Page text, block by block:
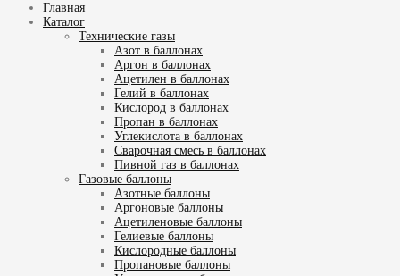
Главная
Каталог
Технические газы
Азот в баллонах
Аргон в баллонах
Ацетилен в баллонах
Гелий в баллонах
Кислород в баллонах
Пропан в баллонах
Углекислота в баллонах
Сварочная смесь в баллонах
Пивной газ в баллонах
Газовые баллоны
Азотные баллоны
Аргоновые баллоны
Ацетиленовые баллоны
Гелиевые баллоны
Кислородные баллоны
Пропановые баллоны